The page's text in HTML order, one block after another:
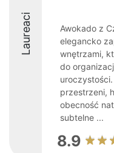
Laureaci
Awokado z
elegancko
wnętrzami,
do
przestrzeni,
obecność
subtelne ...
8.9